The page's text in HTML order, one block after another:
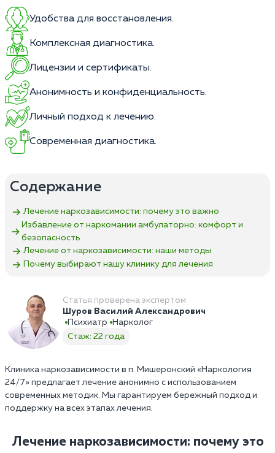
Удобства для восстановления.
Комплексная диагностика.
Лицензии и сертификаты.
Анонимность и конфиденциальность.
Личный подход к лечению.
Современная диагностика.
Содержание
Лечение наркозависимости: почему это важно
Избавление от наркомании амбулаторно: комфорт и
безопасность
Лечение от наркозависимости: наши методы
Почему выбирают нашу клинику для лечения
Статья проверена экспертом
Шуров Василий Александрович
Психиатр
Нарколог
Стаж: 22 года
Клиника наркозависимости в п. Мишеронский «Наркология
24/7» предлагает лечение анонимно с использованием
современных методик. Мы гарантируем бережный подход и
поддержку на всех этапах лечения.
Лечение наркозависимости: почему это